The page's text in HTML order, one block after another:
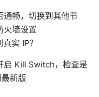
通畅，切换到其他节
火墙设置
实 IP？
启 Kill Switch，检查是
新版